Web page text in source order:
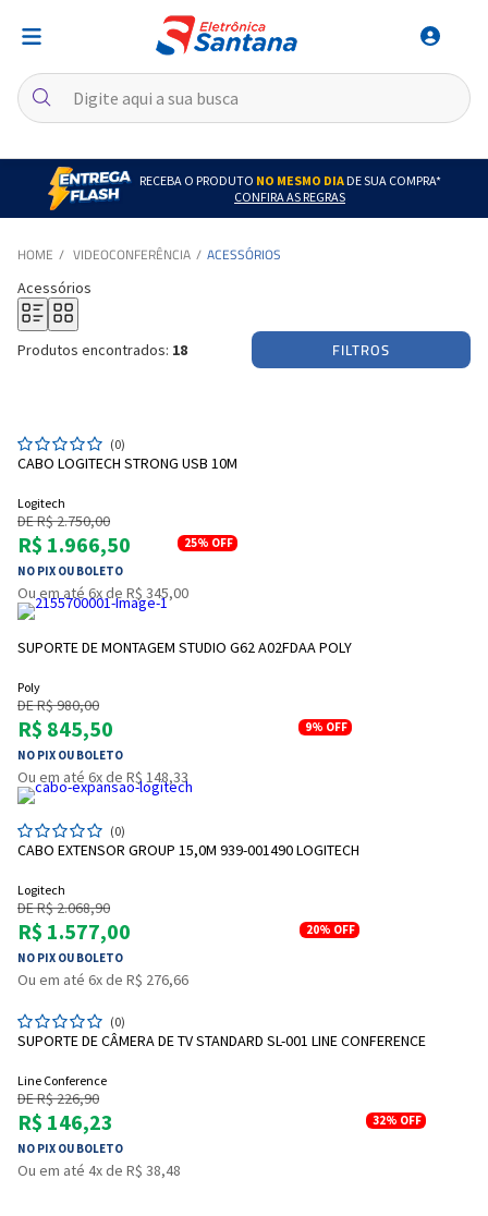
RECEBA O PRODUTO NO MESMO DIADE SUA COMPRA*
CONFIRA AS REGRAS
VIDEOCONFERÊNCIA ACESSÓRIOS
Acessórios
Produtos encontrados: 18 FILTROS
(0)
CABO LOGITECH STRONG USB 10M
Logitech
DE R$ 2.750,00
R$ 1.966,50
NO PIX OU BOLETO
25% OFF
Ou em até 6x de R$ 345,00
SUPORTE DE MONTAGEM STUDIO G62 A02FDAA POLY
Poly
DE R$ 980,00
R$ 845,50
NO PIX OU BOLETO
9% OFF
Ou em até 6x de R$ 148,33
(0)
CABO EXTENSOR GROUP 15,0M 939-001490 LOGITECH
Logitech
DE R$ 2.068,90
R$ 1.577,00
NO PIX OU BOLETO
20% OFF
Ou em até 6x de R$ 276,66
(0)
SUPORTE DE CÂMERA DE TV STANDARD SL-001 LINE CONFERENCE
Line Conference
DE R$ 226,90
R$ 146,23
NO PIX OU BOLETO
32% OFF
Ou em até 4x de R$ 38,48